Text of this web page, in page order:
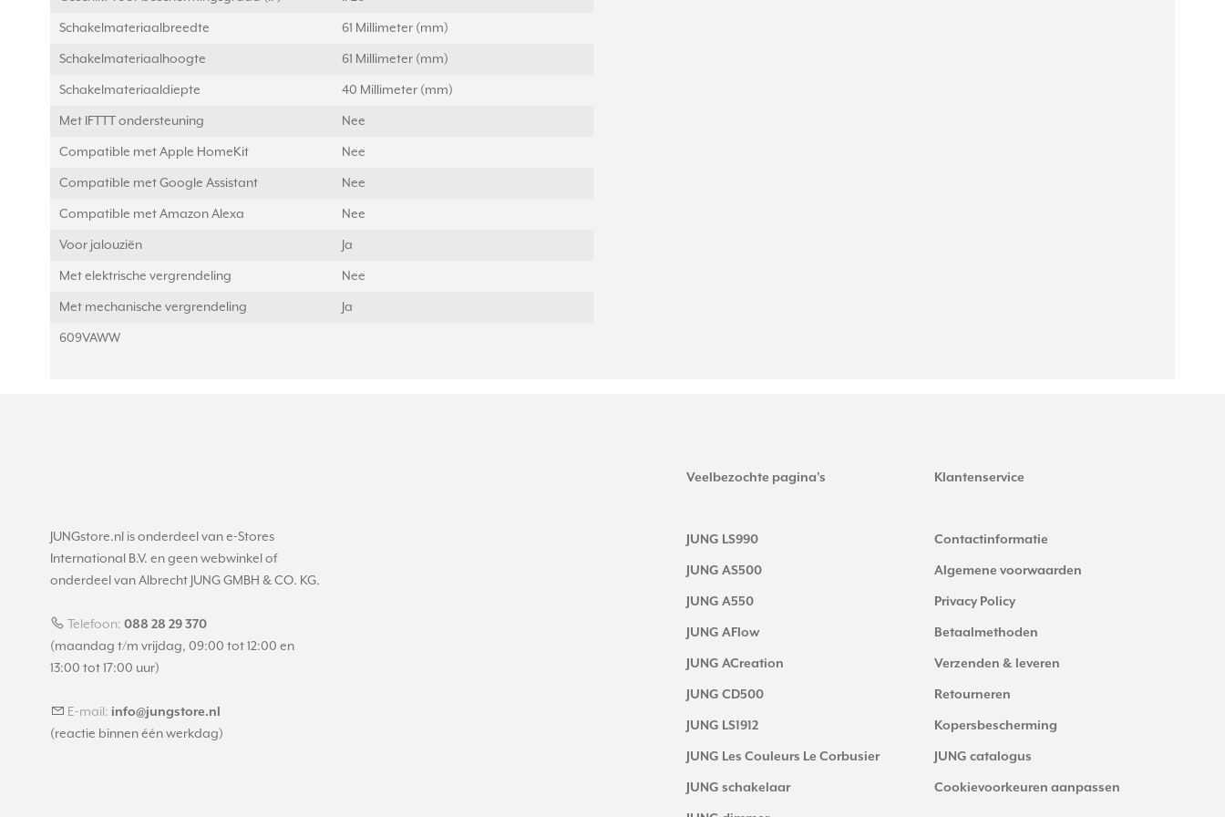
Schakelmateriaalbreedte 61 Millimeter (mm)
Schakelmateriaalhoogte 61 Millimeter (mm)
Schakelmateriaaldiepte 40 Millimeter (mm)
Met IFTTT ondersteuning Nee
Compatible met Apple HomeKit Nee
Compatible met Google Assistant Nee
Compatible met Amazon Alexa Nee
Voor jalouziën Ja
Met elektrische vergrendeling Nee
Met mechanische vergrendeling Ja
609VAWW
JUNGstore.nl is onderdeel van e-Stores
International B.V. en geen webwinkel of
onderdeel van Albrecht JUNG GMBH & CO. KG.
Telefoon: 088 28 29 370
(maandag t/m vrijdag, 09:00 tot 12:00 en
13:00 tot 17:00 uur)
E-mail: info@jungstore.nl
(reactie binnen één werkdag)
Veelbezochte pagina's
JUNG LS990
JUNG AS500
JUNG A550
JUNG AFlow
JUNG ACreation
JUNG CD500
JUNG LS1912
JUNG Les Couleurs Le Corbusier
JUNG schakelaar
Klantenservice
Contactinformatie
Algemene voorwaarden
Privacy Policy
Betaalmethoden
Verzenden & leveren
Retourneren
Kopersbescherming
JUNG catalogus
Cookievoorkeuren aanpassen